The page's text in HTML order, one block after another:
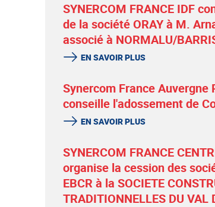
SYNERCOM FRANCE IDF
de la société ORAY à M.
associé à NORMALU/
EN SAVOIR PLUS
Synercom France Auvergne
conseille l'adossement de
EN SAVOIR PLUS
SYNERCOM FRANCE
organise la cession des
EBCR à la SOCIETE
TRADITIONNELLES DU VAL